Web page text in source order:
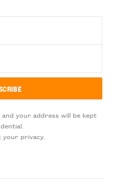
your address will be kept
your privacy.